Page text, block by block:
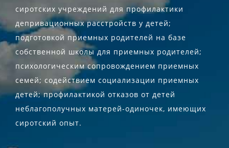
сиротских учреждений для профилактики
депривационных расстройств у детей;
подготовкой приемных родителей на базе
собственной школы для приемных родителей;
психологическим сопровождением приемных
семей; содействием социализации приемных
детей; профилактикой отказов от детей
неблагополучных матерей-одиночек, имеющих
сиротский опыт.